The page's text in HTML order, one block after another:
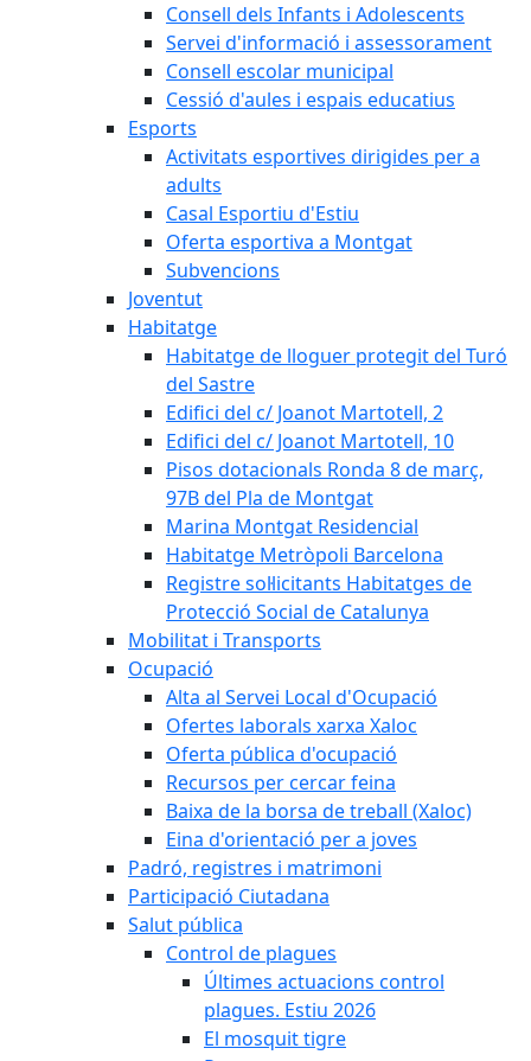
Consell dels Infants i Adolescents
Servei d'informació i assessorament
Consell escolar municipal
Cessió d'aules i espais educatius
Esports
Activitats esportives dirigides per a
adults
Casal Esportiu d'Estiu
Oferta esportiva a Montgat
Subvencions
Joventut
Habitatge
Habitatge de lloguer protegit del Turó
del Sastre
Edifici del c/ Joanot Martotell, 2
Edifici del c/ Joanot Martotell, 10
Pisos dotacionals Ronda 8 de març,
97B del Pla de Montgat
Marina Montgat Residencial
Habitatge Metròpoli Barcelona
Registre sol·licitants Habitatges de
Protecció Social de Catalunya
Mobilitat i Transports
Ocupació
Alta al Servei Local d'Ocupació
Ofertes laborals xarxa Xaloc
Oferta pública d'ocupació
Recursos per cercar feina
Baixa de la borsa de treball (Xaloc)
Eina d'orientació per a joves
Padró, registres i matrimoni
Participació Ciutadana
Salut pública
Control de plagues
Últimes actuacions control
plagues. Estiu 2026
El mosquit tigre